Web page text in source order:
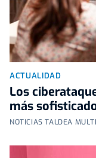
ACTUALIDAD
Los
más
NOTICIAS TALDEA